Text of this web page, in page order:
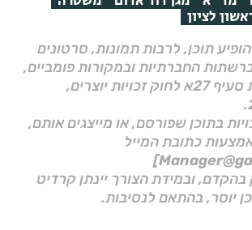
לציון
תוכן, לרבות תמונות, סרטונים
החברתיות ובמקורות פומביים,
בהתאם להוראות סעיף 27א לחוק זכויות יוצרים,
בתוכן שפורסם, או מייצגים אותם,
כתובת המייל
בהקדם, ובמידת הצורך יינתן קרדיט
יוסר, בהתאם לנסיבות.